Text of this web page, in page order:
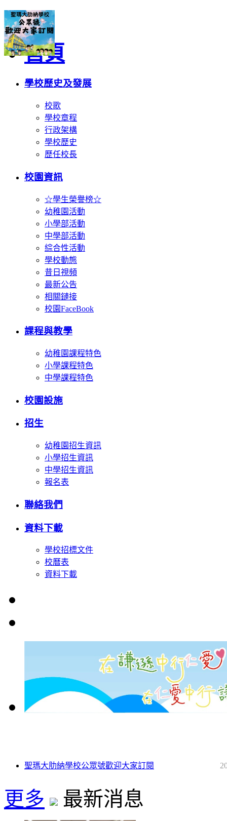
首頁
學校歷史及發展
校歌
學校章程
行政架構
學校歷史
歷任校長
校園資訊
☆學生榮譽榜☆
幼稚園活動
小學部活動
中學部活動
綜合性活動
學校動態
昔日視頻
最新公告
相關鏈接
校園FaceBook
課程與教學
幼稚園課程特色
小學課程特色
中學課程特色
校園設施
招生
幼稚園招生資訊
小學招生資訊
中學招生資訊
報名表
聯絡我們
資料下載
學校招標文件
校曆表
資料下載
聖瑪大肋納學校公眾號歡迎大家訂閱
更多 最新消息